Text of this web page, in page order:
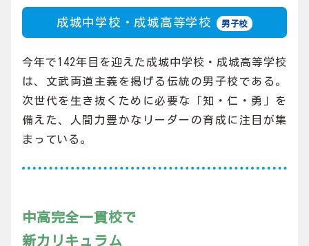
成城中学校・成城高等学校 男子校
今年で142年目を迎えた成城中学校・成城高等学校
は、文武両道主義を掲げる伝統の男子校である。
次世代を生き抜くために必要な「知・仁・勇」を
備えた、人間力豊かなリーダーの育成に注目が集
まっている。
中高完全一貫校で
新カリキュラム